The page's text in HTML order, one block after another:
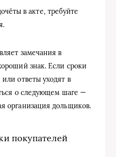
в акте, требуйте
замечания в
знак. Если сроки
ответы уходят в
о следующем шаге —
организация дольщиков.
покупателей